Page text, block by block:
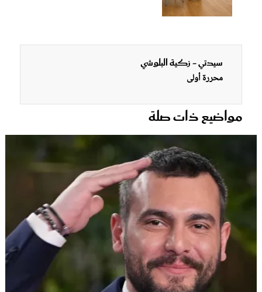
سيدتي - زكية البلوشي
محررة أولى
مواضيع ذات صلة